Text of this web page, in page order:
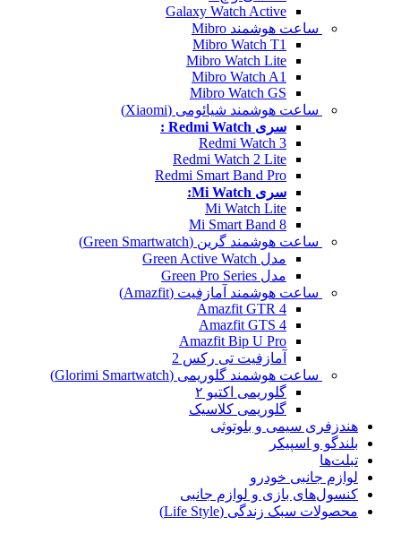
Galaxy Watch Active
ساعت هوشمند Mibro
Mibro Watch T1
Mibro Watch Lite
Mibro Watch A1
Mibro Watch GS
ساعت هوشمند شیائومی (Xiaomi)
سری Redmi Watch :
Redmi Watch 3
Redmi Watch 2 Lite
Redmi Smart Band Pro
سری Mi Watch:
Mi Watch Lite
Mi Smart Band 8
ساعت هوشمند گرین (Green Smartwatch)
مدل Green Active Watch
مدل Green Pro Series
ساعت هوشمند آمازفیت (Amazfit)
Amazfit GTR 4
Amazfit GTS 4
Amazfit Bip U Pro
آمازفیت تی رکس 2
ساعت هوشمند گلوریمی (Glorimi Smartwatch)
گلوریمی اکتیو ۲
گلوریمی کلاسیک
هندزفری سیمی و بلوتوثی
بلندگو و اسپیکر
تبلت‌ها
لوازم جانبی خودرو
کنسول‌های بازی و لوازم جانبی
محصولات سبک زندگی (Life Style)